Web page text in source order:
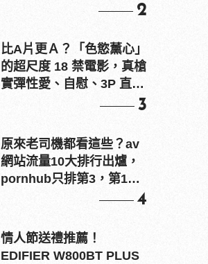
2
比A片更Ａ？「色慾薰心」
的超尺度 18 禁電影，真槍
實彈性愛、自慰、3P 直接
3
原來老司機都看這些？av
網站流量10大排行出爐，
pornhub只排第3，第1名
4
情人節送禮推薦！
EDIFIER W800BT PLUS